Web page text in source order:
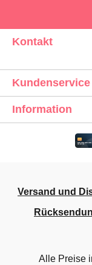
Kontakt
Kundenservice
Information
Versand und
Alle Preise